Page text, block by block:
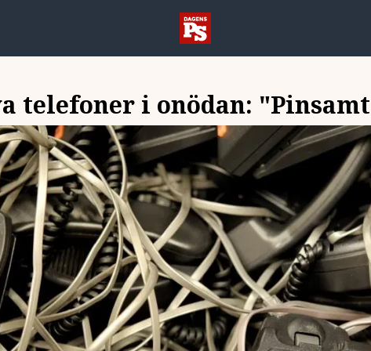
telefoner i onödan: